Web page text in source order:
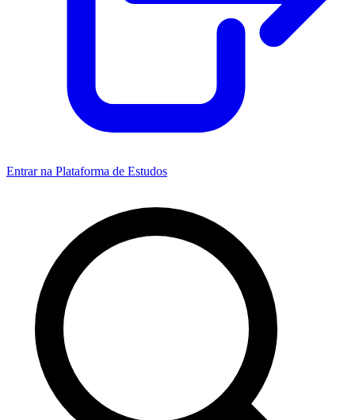
Entrar na Plataforma de Estudos